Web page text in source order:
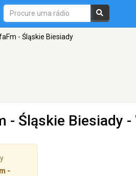
- Śląskie Biesiady
- Śląskie Biesiady -
-